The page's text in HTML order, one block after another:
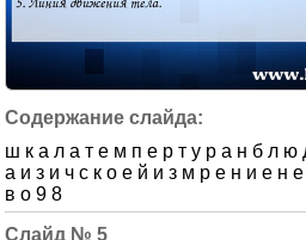
ш к а л а т е м п е р т у р а н б л ю
а и з и ч с к о е й и з м р е н и е н
в о 9 8
5